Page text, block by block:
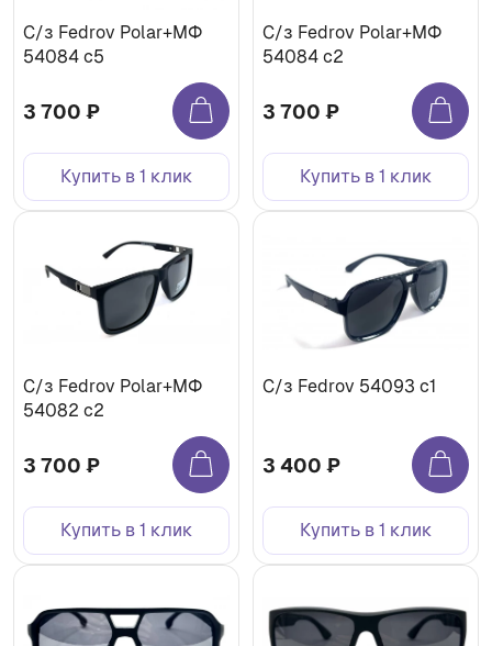
C/з Fedrov Polar+МФ
54084 c5
3 700 ₽
Купить в 1 клик
C/з Fedrov Polar+МФ
54084 c2
3 700 ₽
Купить в 1 клик
C/з Fedrov Polar+МФ
54082 c2
3 700 ₽
Купить в 1 клик
C/з Fedrov 54093 c1
3 400 ₽
Купить в 1 клик